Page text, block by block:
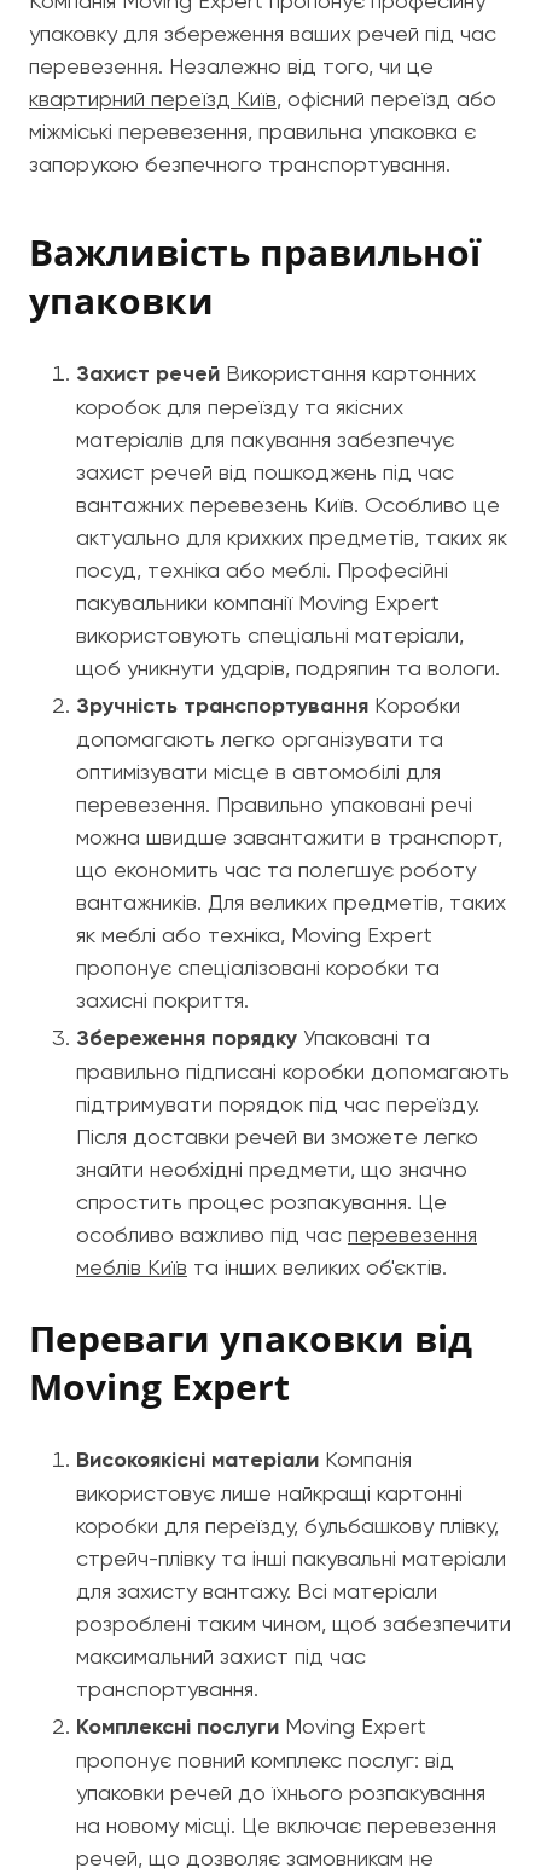
упаковку для збереження ваших речей під час
перевезення. Незалежно від того, чи це
квартирний переїзд Київ, офісний переїзд або
міжміські перевезення, правильна упаковка є
запорукою безпечного транспортування.
Важливість правильної
упаковки
Захист речей Використання картонних
коробок для переїзду та якісних
матеріалів для пакування забезпечує
захист речей від пошкоджень під час
вантажних перевезень Київ. Особливо це
актуально для крихких предметів, таких як
посуд, техніка або меблі. Професійні
пакувальники компанії Moving Expert
використовують спеціальні матеріали,
щоб уникнути ударів, подряпин та вологи.
Зручність транспортування Коробки
допомагають легко організувати та
оптимізувати місце в автомобілі для
перевезення. Правильно упаковані речі
можна швидше завантажити в транспорт,
що економить час та полегшує роботу
вантажників. Для великих предметів, таких
як меблі або техніка, Moving Expert
пропонує спеціалізовані коробки та
захисні покриття.
Збереження порядку Упаковані та
правильно підписані коробки допомагають
підтримувати порядок під час переїзду.
Після доставки речей ви зможете легко
знайти необхідні предмети, що значно
спростить процес розпакування. Це
особливо важливо під час перевезення
меблів Київ та інших великих об'єктів.
Переваги упаковки від
Moving Expert
Високоякісні матеріали Компанія
використовує лише найкращі картонні
коробки для переїзду, бульбашкову плівку,
стрейч-плівку та інші пакувальні матеріали
для захисту вантажу. Всі матеріали
розроблені таким чином, щоб забезпечити
максимальний захист під час
транспортування.
Комплексні послуги Moving Expert
пропонує повний комплекс послуг: від
упаковки речей до їхнього розпакування
на новому місці. Це включає перевезення
речей, що дозволяє замовникам не